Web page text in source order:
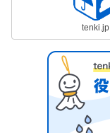
tenki.jp